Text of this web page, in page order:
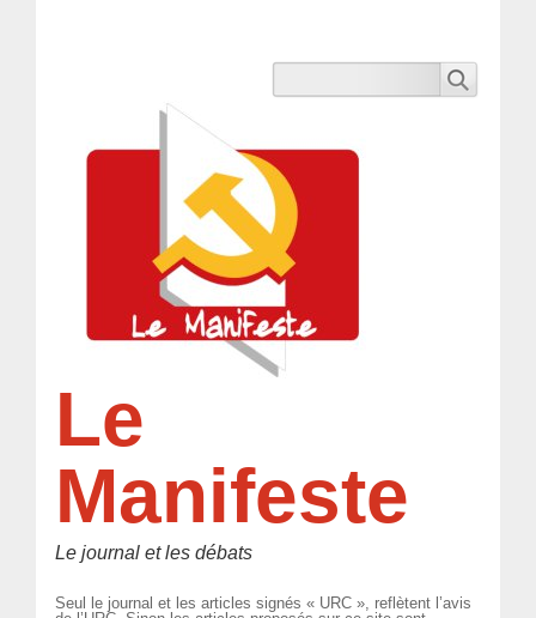
Le
Manifeste
Le journal et les débats
Seul le journal et les articles signés « URC », reflètent l’avis